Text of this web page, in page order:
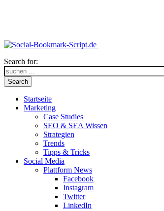
Search for:
Search
Startseite
Marketing
Case Studies
SEO & SEA Wissen
Strategien
Trends
Tipps & Tricks
Social Media
Plattform News
Facebook
Instagram
Twitter
LinkedIn